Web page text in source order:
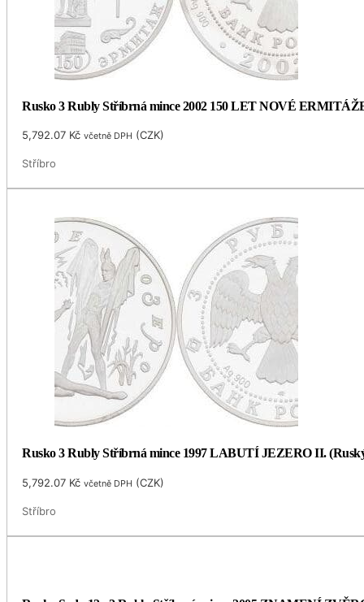
Rusko 3 Rubly Stříbrná mince 2002 150 LET NOVÉ
5,792.07 Kč včetně DPH (CZK)
Stříbro
Rusko 3 Rubly Stříbrná mince 1997 LABUTÍ JEZERO II.
5,792.07 Kč včetně DPH (CZK)
Stříbro